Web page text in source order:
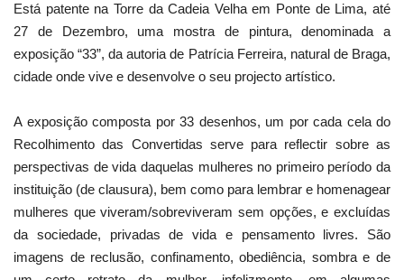
Está patente na Torre da Cadeia Velha em Ponte de Lima, até
27 de Dezembro, uma mostra de pintura, denominada a
exposição “33”, da autoria de Patrícia Ferreira, natural de Braga,
cidade onde vive e desenvolve o seu projecto artístico.
A exposição composta por 33 desenhos, um por cada cela do
Recolhimento das Convertidas serve para reflectir sobre as
perspectivas de vida daquelas mulheres no primeiro período da
instituição (de clausura), bem como para lembrar e homenagear
mulheres que viveram/sobreviveram sem opções, e excluídas
da sociedade, privadas de vida e pensamento livres. São
imagens de reclusão, confinamento, obediência, sombra e de